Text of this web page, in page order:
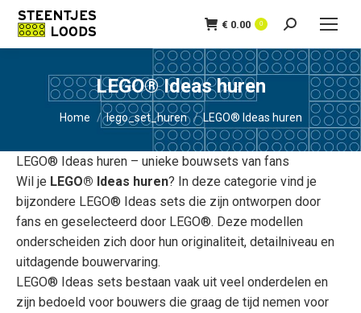
€ 0.00 0 Zoeken:
LEGO® Ideas huren
Je bent hier:
Home lego_set_huren LEGO® Ideas huren
LEGO® Ideas huren – unieke bouwsets van fans
Wil je LEGO® Ideas huren? In deze categorie vind je
bijzondere LEGO® Ideas sets die zijn ontworpen door
fans en geselecteerd door LEGO®. Deze modellen
onderscheiden zich door hun originaliteit, detailniveau en
uitdagende bouwervaring.
LEGO® Ideas sets bestaan vaak uit veel onderdelen en
zijn bedoeld voor bouwers die graag de tijd nemen voor